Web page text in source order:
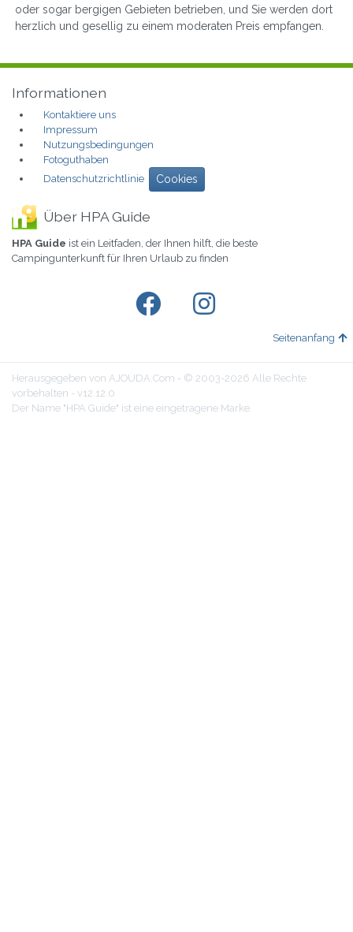
oder sogar bergigen Gebieten betrieben, und Sie werden dort
herzlich und gesellig zu einem moderaten Preis empfangen.
Informationen
Kontaktiere uns
Impressum
Nutzungsbedingungen
Fotoguthaben
Datenschutzrichtlinie
Cookies
Über HPA Guide
HPA Guide ist ein Leitfaden, der Ihnen hilft, die beste
Campingunterkunft für Ihren Urlaub zu finden
Seitenanfang
Herausgegeben von AJOUDA.Com - © 2003-2026 Alle Rechte
vorbehalten - v12.12.0
Der Name "HPA Guide" ist eine eingetragene Marke.